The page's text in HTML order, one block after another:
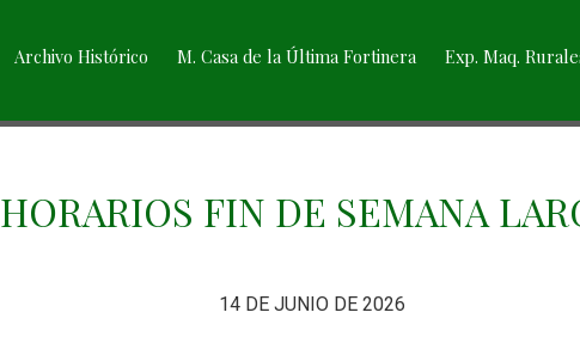
Archivo Histórico M. Casa de la Última Fortinera Exp. Maq.
HORARIOS FIN DE SEMANA
14 DE JUNIO DE 2026